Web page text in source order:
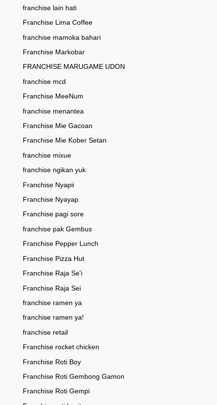
franchise lain hati
Franchise Lima Coffee
franchise mamoka bahari
Franchise Markobar
FRANCHISE MARUGAME UDON
franchise mcd
Franchise MeeNum
franchise menantea
Franchise Mie Gacoan
Franchise Mie Kober Setan
franchise mixue
franchise ngikan yuk
Franchise Nyapii
Franchise Nyayap
Franchise pagi sore
franchise pak Gembus
Franchise Pepper Lunch
Franchise Pizza Hut
Franchise Raja Se'i
Franchise Raja Sei
franchise ramen ya
franchise ramen ya!
franchise retail
Franchise rocket chicken
Franchise Roti Boy
Franchise Roti Gembong Gamon
Franchise Roti Gempi